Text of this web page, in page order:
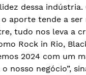
dessa indústria.
aporte tende a ser
tudo nos leva a
Rock in Rio,
2024 com um
nosso negócio”,